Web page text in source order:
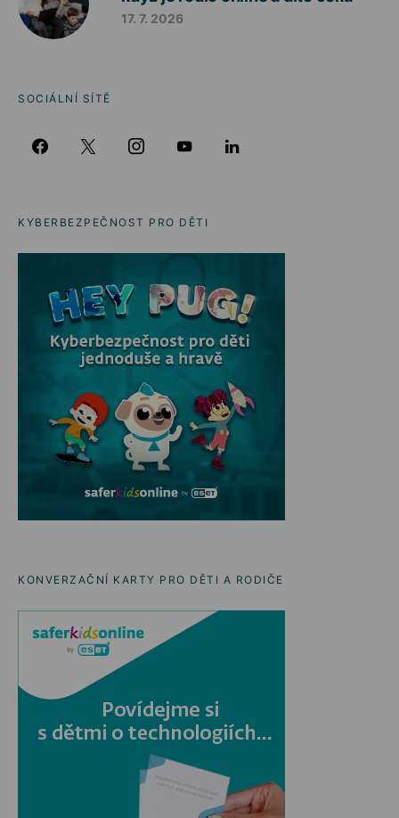
17. 7. 2026
SOCIÁLNÍ SÍTĚ
KYBERBEZPEČNOST PRO DĚTI
KONVERZAČNÍ KARTY PRO DĚTI A RODIČE